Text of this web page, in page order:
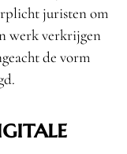
juristen om
werk verkrijgen
de vorm